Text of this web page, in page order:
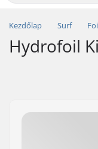
Kezdőlap Surf
Hydrofoil